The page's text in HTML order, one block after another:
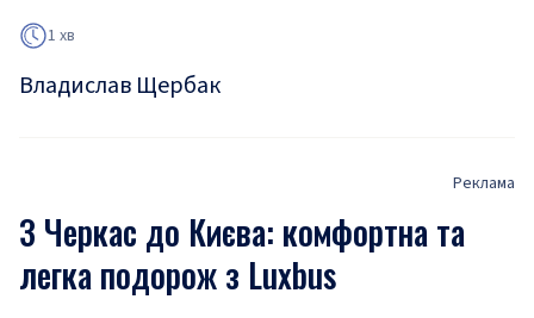
1 хв
Владислав Щербак
Реклама
З Черкас до Києва: комфортна та
легка подорож з Luxbus